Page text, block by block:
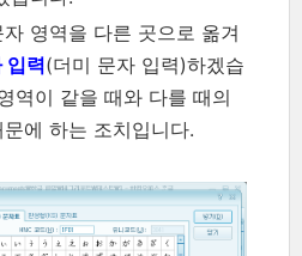
영역을 다른 곳으로 옮겨
입력(더미 문자 입력)하겠습
역이 같을 때와 다를 때의
에 하는 조치입니다.